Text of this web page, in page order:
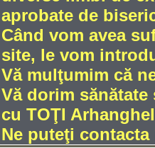
aprobate de
Când vom avea
site, le vom
Vă mulţumim că
Vă dorim sănătate
cu TOŢI
Ne puteţi